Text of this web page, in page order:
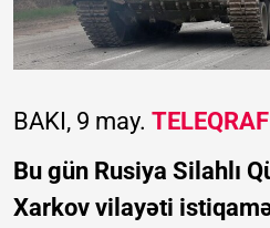
BAKI, 9 may. TELEQRAF
Bu gün Rusiya Silahlı
Xarkov vilayəti